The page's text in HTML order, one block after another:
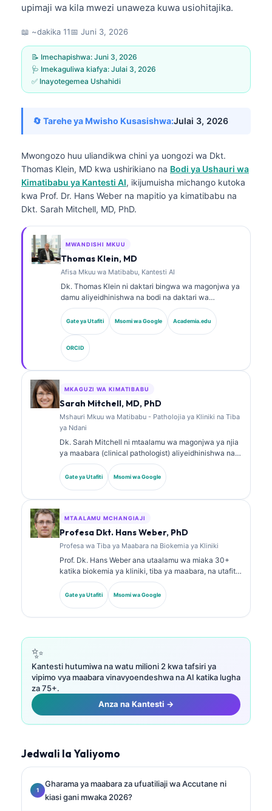
upimaji wa kila mwezi unaweza kuwa usiohitajika.
📖 ~dakika 11📅 Juni 3, 2026
📝 Imechapishwa: Juni 3, 2026
🩺 Imekaguliwa kiafya: Julai 3, 2026
✅ Inayotegemea Ushahidi
🔄 Tarehe ya Mwisho Kusasishwa:Julai 3, 2026
Mwongozo huu uliandikwa chini ya uongozi wa Dkt.
Thomas Klein, MD kwa ushirikiano na Bodi ya Ushauri wa
Kimatibabu ya Kantesti AI, ikijumuisha michango kutoka
kwa Prof. Dr. Hans Weber na mapitio ya kimatibabu na
Dkt. Sarah Mitchell, MD, PhD.
MWANDISHI MKUU
Thomas Klein, MD
Afisa Mkuu wa Matibabu, Kantesti AI
Dk. Thomas Klein ni daktari bingwa wa magonjwa ya
damu aliyeidhinishwa na bodi na daktari wa
magonjwa ya ndani, mwenye zaidi ya miaka 15 ya
uzoefu katika dawa za maabara na uchambuzi wa
kimatibabu unaosaidiwa na AI. Kama Afisa Mkuu wa
Tiba katika Kantesti AI, anatoa usimamizi wa
kimatibabu wa usahihi wa matibabu wa mtandao wa
neva wa kipekee. Dk. Klein amechapisha kwa wingi
kuhusu tafsiri ya viashirio vya kibayolojia na
Gate ya Utafiti Msomi wa Google Academia.edu
ORCID
MKAGUZI WA KIMATIBABU
Sarah Mitchell, MD, PhD
Mshauri Mkuu wa Matibabu - Patholojia ya Kliniki na Tiba
ya Ndani
Dk. Sarah Mitchell ni mtaalamu wa magonjwa ya njia
ya maabara (clinical pathologist) aliyeidhinishwa na
bodi, mwenye zaidi ya miaka 18 ya uzoefu. Ana vyeti
vya utaalamu katika kemia ya kliniki na amechapisha
kwa wingi kuhusu paneli za viashiria vya kiafya na
Gate ya Utafiti Msomi wa Google
MTAALAMU MCHANGIAJI
Profesa Dkt. Hans Weber, PhD
Profesa wa Tiba ya Maabara na Biokemia ya Kliniki
Prof. Dk. Hans Weber ana utaalamu wa miaka 30+
katika biokemia ya kliniki, tiba ya maabara, na utafiti
wa viashiria vya kiafya (biomarkers). Aliwahi kuwa
Rais wa zamani wa Jumuiya ya Ujerumani ya Kemia
ya Kliniki, na anajikita katika uchambuzi wa paneli za
Gate ya Utafiti Msomi wa Google
✨
Kantesti hutumiwa na watu milioni 2 kwa tafsiri ya
vipimo vya maabara vinavyoendeshwa na AI katika lugha
za 75+.
Anza na Kantesti →
Jedwali la Yaliyomo
Gharama ya maabara za ufuatiliaji wa Accutane ni
kiasi gani mwaka 2026?